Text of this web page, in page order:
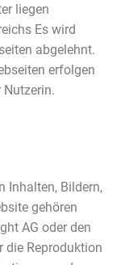
liegen
Es wird
abgelehnt.
erfolgen
Nutzerin.
Inhalten, Bildern,
gehören
AG oder den
die Reproduktion